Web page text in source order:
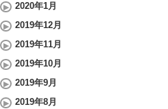
2020年1月
2019年12月
2019年11月
2019年10月
2019年9月
2019年8月